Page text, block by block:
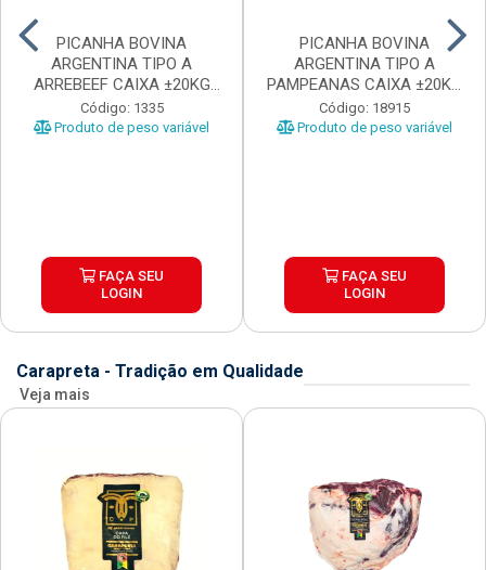
PICANHA BOVINA
ARGENTINA TIPO A
ARREBEEF CAIXA ±20KG
PEÇAS 1...
Código: 1335
Produto de peso variável
FAÇA SEU
LOGIN
PICANHA BOVINA
ARGENTINA TIPO A
PAMPEANAS CAIXA ±20KG
PEÇAS ...
Código: 18915
Produto de peso variável
FAÇA SEU
LOGIN
Carapreta - Tradição em Qualidade
Veja mais